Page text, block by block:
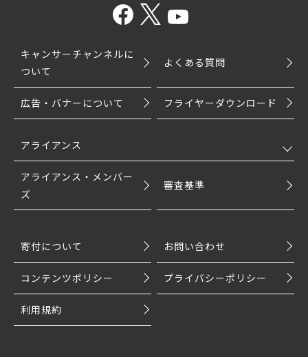
キャンサーチャンネルに
ついて
よくある質問
広告・バナーについて フライヤーダウンロード
アライアンス
アライアンス・メンバー
ズ
審査基準
寄付について お問い合わせ
コンテンツポリシー プライバシーポリシー
利用規約